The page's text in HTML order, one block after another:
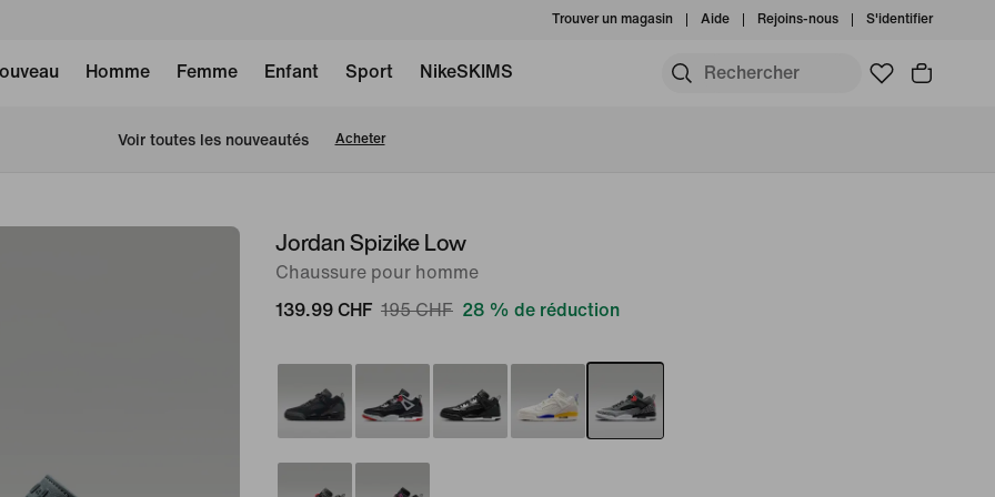
Trouver un magasin Aide Rejoins-nous S'identifier
Homme Femme Enfant Sport NikeSKIMS
Voir toutes les nouveautés Acheter
image 1Jordan Spizike Low
Chaussure pour homme
139.99 CHF 195 CHF 28 % de réduction